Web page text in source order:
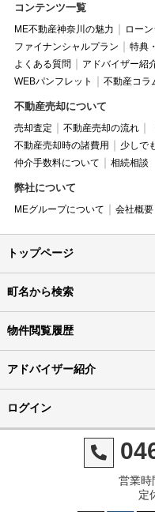
コンテンツ一覧
ME不動産神奈川の魅力
ロー
ファイナンシャルプラン
特典
よくある質問
アドバイザー紹
WEBパンフレット
不動産コラ
不動産売却について
売却査定 不動産売却の流れ
不動産売却時の諸費用
少しで
仲介手数料について
相続相談
弊社について
MEグループについて 会社概要
トップページ
町名から検索
物件閲覧履歴
アドバイザー紹介
ログイン
営業時
定